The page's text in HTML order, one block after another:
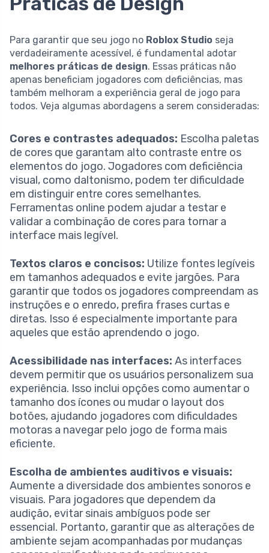
Para garantir que seu jogo no Roblox Studio seja
verdadeiramente acessível, é fundamental adotar
melhores práticas de design. Essas práticas não
apenas beneficiam jogadores com deficiências, mas
também melhoram a experiência geral de jogo para
todos. Veja algumas abordagens a serem consideradas:
Cores e contrastes adequados: Escolha paletas
de cores que garantam alto contraste entre os
elementos do jogo. Jogadores com deficiência
visual, como daltonismo, podem ter dificuldade
em distinguir entre cores semelhantes.
Ferramentas online podem ajudar a testar e
validar a combinação de cores para tornar a
interface mais legível.
Textos claros e concisos: Utilize fontes legíveis
em tamanhos adequados e evite jargões. Para
garantir que todos os jogadores compreendam as
instruções e o enredo, prefira frases curtas e
diretas. Isso é especialmente importante para
aqueles que estão aprendendo o jogo.
Acessibilidade nas interfaces: As interfaces
devem permitir que os usuários personalizem sua
experiência. Isso inclui opções como aumentar o
tamanho dos ícones ou mudar o layout dos
botões, ajudando jogadores com dificuldades
motoras a navegar pelo jogo de forma mais
eficiente.
Escolha de ambientes auditivos e visuais:
Aumente a diversidade dos ambientes sonoros e
visuais. Para jogadores que dependem da
audição, evitar sinais ambíguos pode ser
essencial. Portanto, garantir que as alterações de
ambiente sejam acompanhadas por mudanças